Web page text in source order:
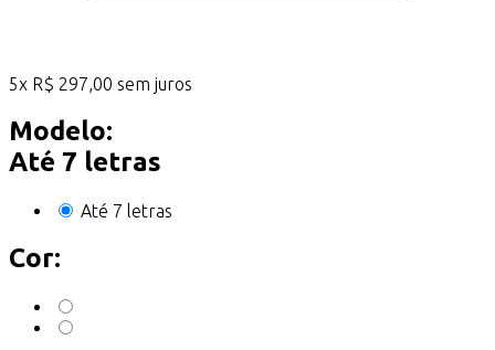
5x R$ 297,00 sem juros
Modelo:
Até 7 letras
Até 7 letras
Cor: